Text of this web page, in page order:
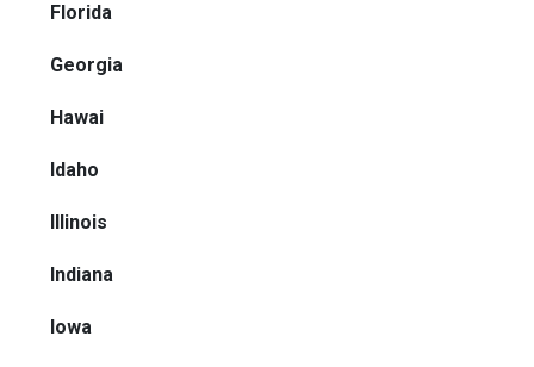
Florida
Georgia
Hawai
Idaho
Illinois
Indiana
Iowa